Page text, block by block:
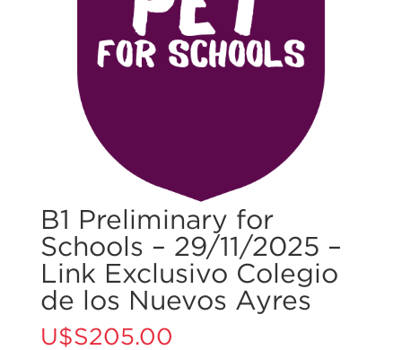
B1 Preliminary for
Schools – 29/11/2025 –
Link Exclusivo Colegio
de los Nuevos Ayres
U$S205.00